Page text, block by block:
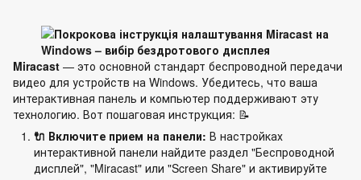
Miracast — это основной стандарт беспроводной передачи
видео для устройств на Windows. Убедитесь, что ваша
интерактивная панель и компьютер поддерживают эту
технологию. Вот пошаговая инструкция: 📝
🔌 Включите прием на панели: В настройках
интерактивной панели найдите раздел "Беспроводной
дисплей", "Miracast" или "Screen Share" и активируйте